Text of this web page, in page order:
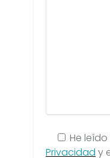
He
Privacidad y